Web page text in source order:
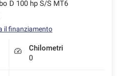
D 100 hp S/S MT6
il finanziamento
Chilometri
0